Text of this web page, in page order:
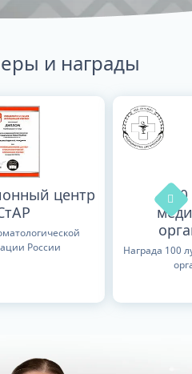
и награды
центр
России
Награда 100